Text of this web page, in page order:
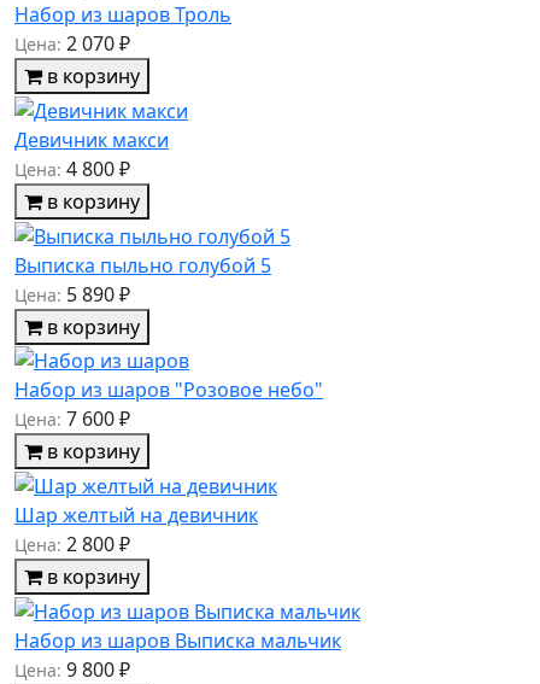
Набор из шаров Троль
Цена: 2 070 ₽
в корзину
Девичник макси
Цена: 4 800 ₽
в корзину
Выписка пыльно голубой 5
Цена: 5 890 ₽
в корзину
Набор из шаров "Розовое небо"
Цена: 7 600 ₽
в корзину
Шар желтый на девичник
Цена: 2 800 ₽
в корзину
Набор из шаров Выписка мальчик
Цена: 9 800 ₽